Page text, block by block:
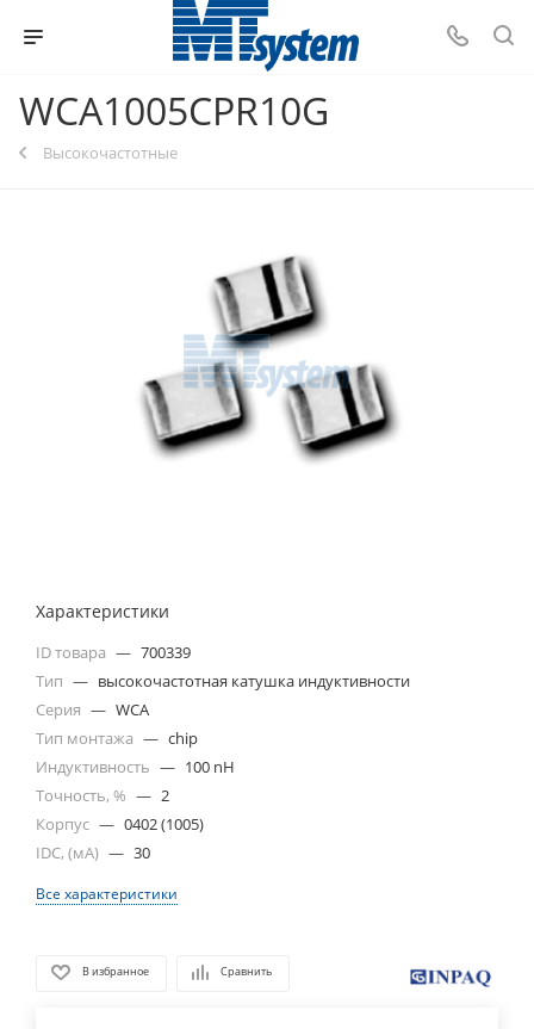
WCA1005CPR10G
Высокочастотные
Характеристики
ID товара — 700339
Тип — высокочастотная катушка индуктивности
Серия — WCA
Тип монтажа — chip
Индуктивность — 100 nH
Точность, % — 2
Корпус — 0402 (1005)
IDC, (мА) — 30
Все характеристики
В избранное Сравнить